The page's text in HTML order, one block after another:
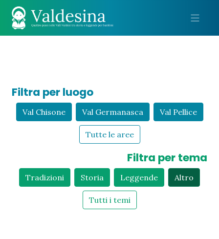
Filtra per luogo
Val Chisone Val Germanasca Val Pellice
Tutte le aree
Filtra per tema
Tradizioni Storia Leggende Altro
Tutti i temi